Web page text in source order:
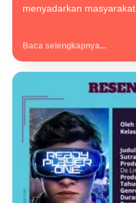
menyadarkan masyarakat
Baca selengkapnya...